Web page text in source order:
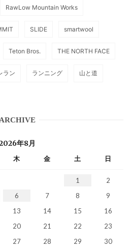
RawLow Mountain Works
SLIDE smartwool
Teton Bros. THE NORTH FACE
ラン ランニング 山と道
ARCHIVE
年8月
木 金 土 日
1
2
6 7 8
9
13 14 15
16
20 21 22
23
27 28 29
30